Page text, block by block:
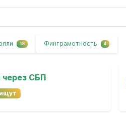
18 Финграмотность 4
СБП